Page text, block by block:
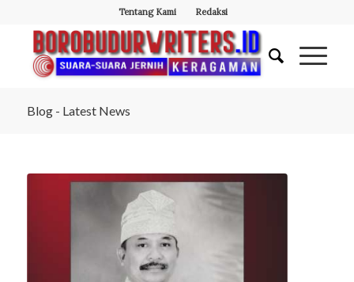
Tentang Kami Redaksi
Blog - Latest News